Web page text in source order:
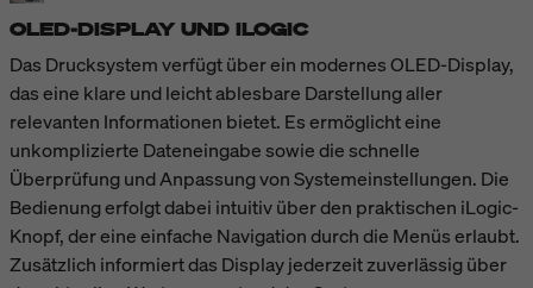
OLED-DISPLAY UND ILOGIC
Das Drucksystem verfügt über ein modernes OLED-Display,
das eine klare und leicht ablesbare Darstellung aller
relevanten Informationen bietet. Es ermöglicht eine
unkomplizierte Dateneingabe sowie die schnelle
Überprüfung und Anpassung von Systemeinstellungen. Die
Bedienung erfolgt dabei intuitiv über den praktischen iLogic-
Knopf, der eine einfache Navigation durch die Menüs erlaubt.
Zusätzlich informiert das Display jederzeit zuverlässig über